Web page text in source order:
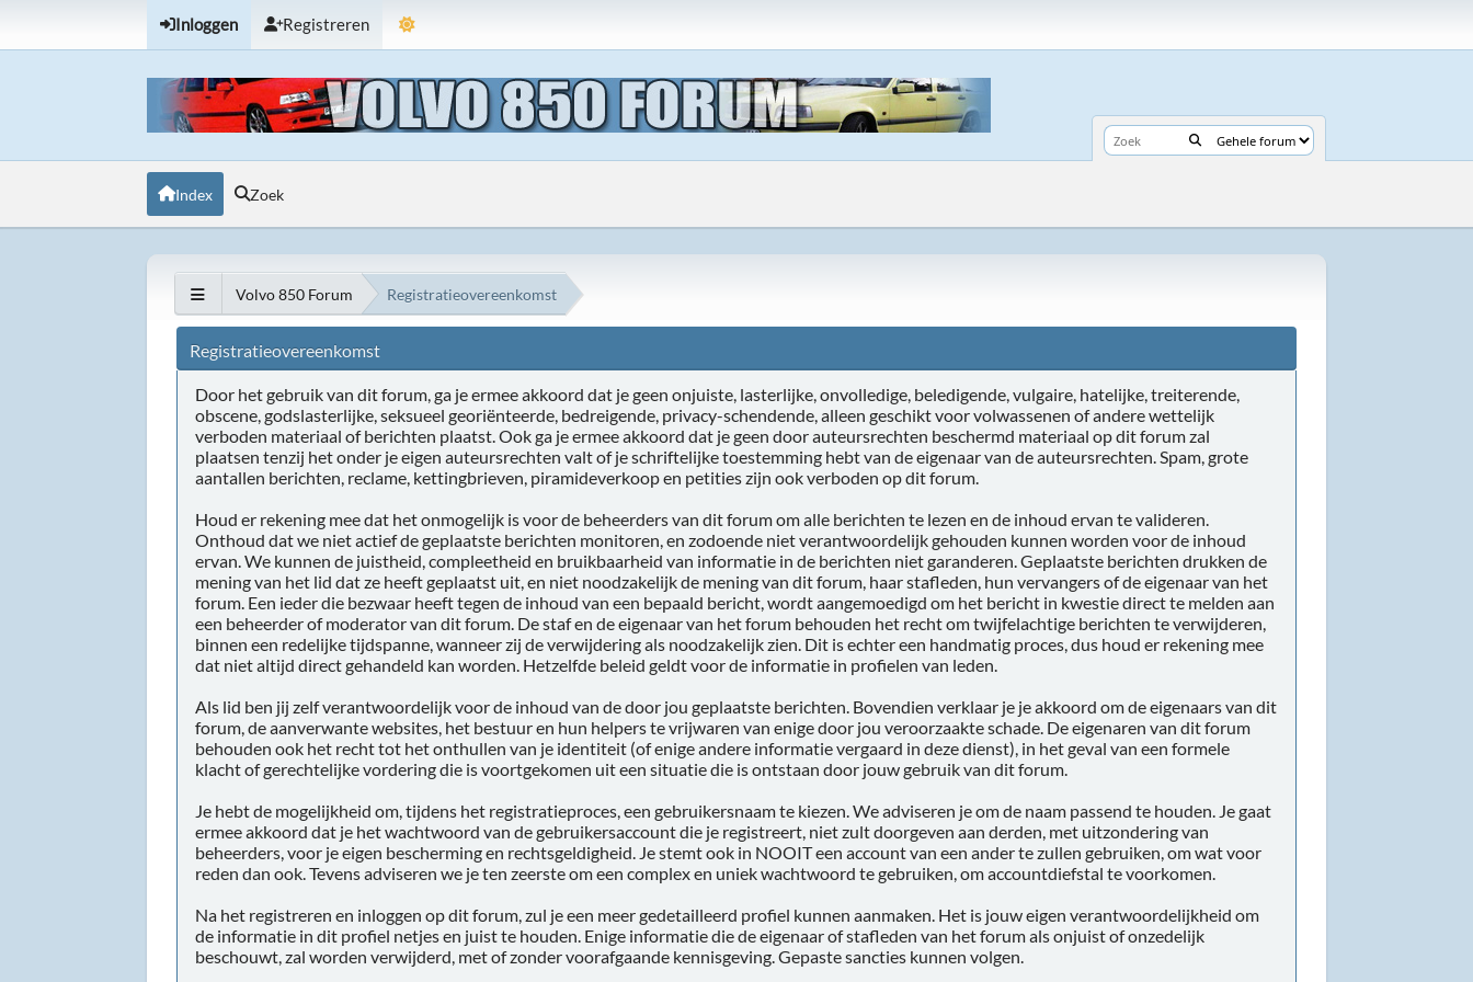
Inloggen Registreren
Index Zoek
Volvo 850 Forum Registratieovereenkomst
Registratieovereenkomst
Door het gebruik van dit forum, ga je ermee akkoord dat je geen onjuiste, lasterlijke, onvolledige, beledigende, vulgaire, hatelijke, treiterende,
obscene, godslasterlijke, seksueel georiënteerde, bedreigende, privacy-schendende, alleen geschikt voor volwassenen of andere wettelijk
verboden materiaal of berichten plaatst. Ook ga je ermee akkoord dat je geen door auteursrechten beschermd materiaal op dit forum zal
plaatsen tenzij het onder je eigen auteursrechten valt of je schriftelijke toestemming hebt van de eigenaar van de auteursrechten. Spam, grote
aantallen berichten, reclame, kettingbrieven, piramideverkoop en petities zijn ook verboden op dit forum.
Houd er rekening mee dat het onmogelijk is voor de beheerders van dit forum om alle berichten te lezen en de inhoud ervan te valideren.
Onthoud dat we niet actief de geplaatste berichten monitoren, en zodoende niet verantwoordelijk gehouden kunnen worden voor de inhoud
ervan. We kunnen de juistheid, compleetheid en bruikbaarheid van informatie in de berichten niet garanderen. Geplaatste berichten drukken de
mening van het lid dat ze heeft geplaatst uit, en niet noodzakelijk de mening van dit forum, haar stafleden, hun vervangers of de eigenaar van het
forum. Een ieder die bezwaar heeft tegen de inhoud van een bepaald bericht, wordt aangemoedigd om het bericht in kwestie direct te melden aan
een beheerder of moderator van dit forum. De staf en de eigenaar van het forum behouden het recht om twijfelachtige berichten te verwijderen,
binnen een redelijke tijdspanne, wanneer zij de verwijdering als noodzakelijk zien. Dit is echter een handmatig proces, dus houd er rekening mee
dat niet altijd direct gehandeld kan worden. Hetzelfde beleid geldt voor de informatie in profielen van leden.
Als lid ben jij zelf verantwoordelijk voor de inhoud van de door jou geplaatste berichten. Bovendien verklaar je je akkoord om de eigenaars van dit
forum, de aanverwante websites, het bestuur en hun helpers te vrijwaren van enige door jou veroorzaakte schade. De eigenaren van dit forum
behouden ook het recht tot het onthullen van je identiteit (of enige andere informatie vergaard in deze dienst), in het geval van een formele
klacht of gerechtelijke vordering die is voortgekomen uit een situatie die is ontstaan door jouw gebruik van dit forum.
Je hebt de mogelijkheid om, tijdens het registratieproces, een gebruikersnaam te kiezen. We adviseren je om de naam passend te houden. Je gaat
ermee akkoord dat je het wachtwoord van de gebruikersaccount die je registreert, niet zult doorgeven aan derden, met uitzondering van
beheerders, voor je eigen bescherming en rechtsgeldigheid. Je stemt ook in NOOIT een account van een ander te zullen gebruiken, om wat voor
reden dan ook. Tevens adviseren we je ten zeerste om een complex en uniek wachtwoord te gebruiken, om accountdiefstal te voorkomen.
Na het registreren en inloggen op dit forum, zul je een meer gedetailleerd profiel kunnen aanmaken. Het is jouw eigen verantwoordelijkheid om
de informatie in dit profiel netjes en juist te houden. Enige informatie die de eigenaar of stafleden van het forum als onjuist of onzedelijk
beschouwt, zal worden verwijderd, met of zonder voorafgaande kennisgeving. Gepaste sancties kunnen volgen.